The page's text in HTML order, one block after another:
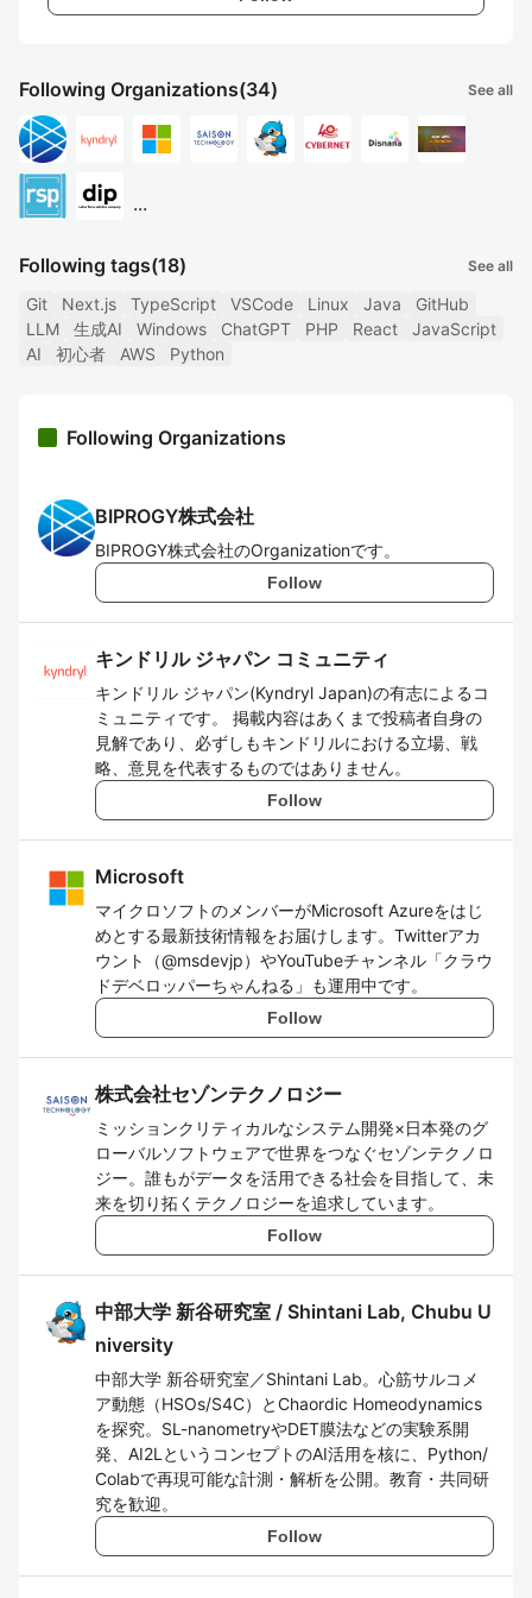
Following Organizations(34) See all
...
Following tags(18) See all
Git Next.js TypeScript VSCode Linux Java
GitHub
LLM
生成AI Windows ChatGPT PHP React
JavaScript
AI
初心者 AWS Python
Following Organizations
BIPROGY株式会社
BIPROGY株式会社のOrganizationです。
Follow
キンドリル ジャパン コミュニティ
キンドリル ジャパン(Kyndryl Japan)の有志によるコ
ミュニティです。 掲載内容はあくまで投稿者自身の
見解であり、必ずしもキンドリルにおける立場、戦
略、意見を代表するものではありません。
Follow
Microsoft
マイクロソフトのメンバーがMicrosoft Azureをはじ
めとする最新技術情報をお届けします。Twitterアカ
ウント（@msdevjp）やYouTubeチャンネル「クラウ
ドデベロッパーちゃんねる」も運用中です。
Follow
株式会社セゾンテクノロジー
ミッションクリティカルなシステム開発×日本発のグ
ローバルソフトウェアで世界をつなぐセゾンテクノロ
ジー。誰もがデータを活用できる社会を目指して、未
来を切り拓くテクノロジーを追求しています。
Follow
中部大学 新谷研究室 / Shintani Lab, Chubu U
niversity
中部大学 新谷研究室／Shintani Lab。心筋サルコメ
ア動態（HSOs/S4C）とChaordic Homeodynamics
を探究。SL-nanometryやDET膜法などの実験系開
発、AI2LというコンセプトのAI活用を核に、Python/
Colabで再現可能な計測・解析を公開。教育・共同研
究を歓迎。
Follow